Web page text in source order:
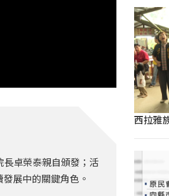
長卓榮泰親自頒發；活
展中的關鍵角色。
西拉雅